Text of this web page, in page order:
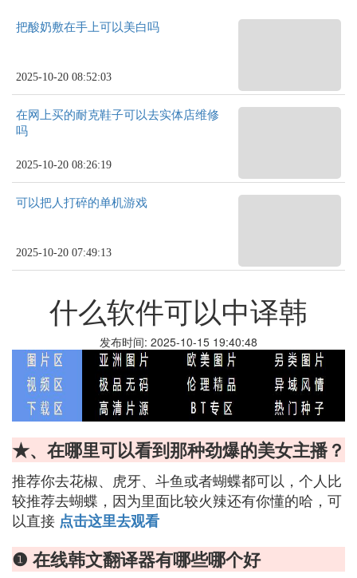
把酸奶敷在手上可以美白吗
2025-10-20 08:52:03
在网上买的耐克鞋子可以去实体店维修
吗
2025-10-20 08:26:19
可以把人打碎的单机游戏
2025-10-20 07:49:13
什么软件可以中译韩
发布时间: 2025-10-15 19:40:48
★、在哪里可以看到那种劲爆的美女主播？
推荐你去花椒、虎牙、斗鱼或者蝴蝶都可以，个人比
较推荐去蝴蝶，因为里面比较火辣还有你懂的哈，可
以直接 点击这里去观看
❶ 在线韩文翻译器有哪些哪个好